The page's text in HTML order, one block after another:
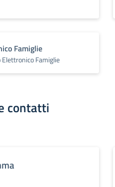
Famiglie
Famiglie
contatti